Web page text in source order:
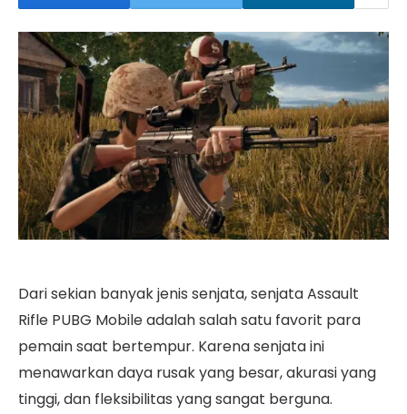
Dari sekian banyak jenis senjata, senjata Assault
Rifle PUBG Mobile adalah salah satu favorit para
pemain saat bertempur. Karena senjata ini
menawarkan daya rusak yang besar, akurasi yang
tinggi, dan fleksibilitas yang sangat berguna.